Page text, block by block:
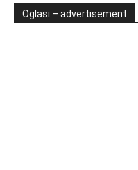
Oglasi – advertisement